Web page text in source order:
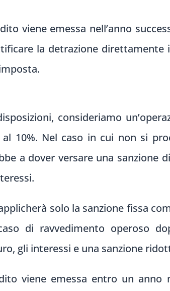
viene emessa nell’anno
la detrazione direttamente
consideriamo
10%. Nel caso in cui non si
a dover versare una sanzione
solo la sanzione fissa
di ravvedimento operoso
gli interessi e una sanzione
viene emessa entro un anno